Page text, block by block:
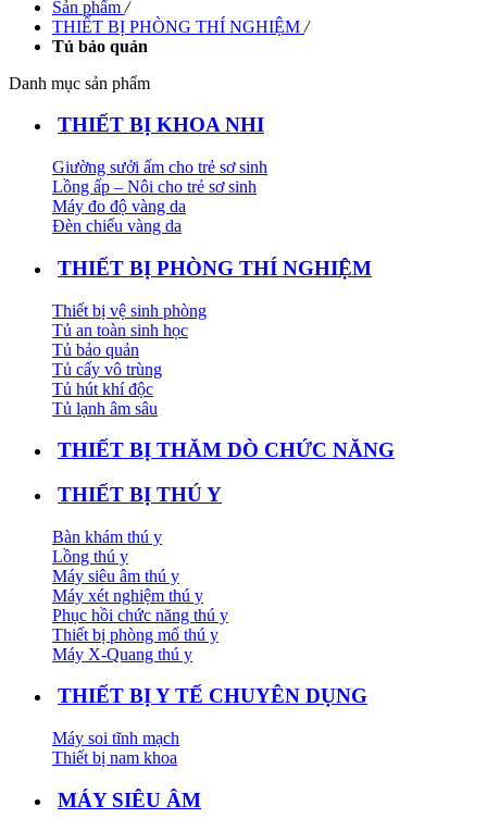
Sản phẩm /
THIẾT BỊ PHÒNG THÍ NGHIỆM /
Tủ bảo quản
Danh mục sản phẩm
THIẾT BỊ KHOA NHI
Giường sưởi ấm cho trẻ sơ sinh
Lồng ấp – Nôi cho trẻ sơ sinh
Máy đo độ vàng da
Đèn chiếu vàng da
THIẾT BỊ PHÒNG THÍ NGHIỆM
Thiết bị vệ sinh phòng
Tủ an toàn sinh học
Tủ bảo quản
Tủ cấy vô trùng
Tủ hút khí độc
Tủ lạnh âm sâu
THIẾT BỊ THĂM DÒ CHỨC NĂNG
THIẾT BỊ THÚ Y
Bàn khám thú y
Lồng thú y
Máy siêu âm thú y
Máy xét nghiệm thú y
Phục hồi chức năng thú y
Thiết bị phòng mổ thú y
Máy X-Quang thú y
THIẾT BỊ Y TẾ CHUYÊN DỤNG
Máy soi tĩnh mạch
Thiết bị nam khoa
MÁY SIÊU ÂM